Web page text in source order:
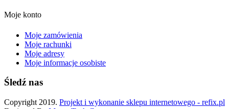
Moje konto
Moje zamówienia
Moje rachunki
Moje adresy
Moje informacje osobiste
Śledź nas
Copyright 2019. Projekt i wykonanie sklepu internetowego - refix.pl